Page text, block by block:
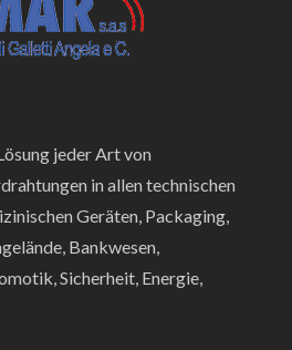
jeder Art von
in allen technischen
Geräten, Packaging,
Bankwesen,
Sicherheit, Energie,